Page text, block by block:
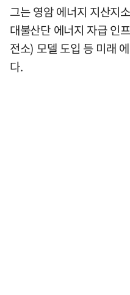
그는 영암 에너지 지산지
대불산단 에너지 자급 인
전소) 모델 도입 등 미래
다.